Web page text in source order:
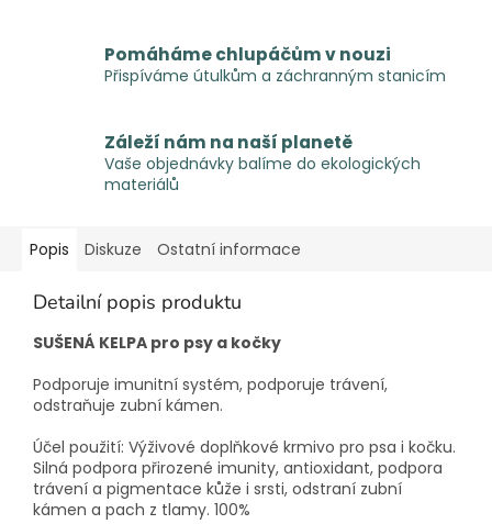
Pomáháme chlupáčům v nouzi
Přispíváme útulkům a záchranným stanicím
Záleží nám na naší planetě
Vaše objednávky balíme do ekologických
materiálů
Popis Diskuze Ostatní informace
Detailní popis produktu
SUŠENÁ KELPA pro psy a kočky
Podporuje imunitní systém, podporuje trávení,
odstraňuje zubní kámen.
Účel použití: Výživové doplňkové krmivo pro psa i kočku.
Silná podpora přirozené imunity, antioxidant, podpora
trávení a pigmentace kůže i srsti, odstraní zubní
kámen a pach z tlamy. 100%